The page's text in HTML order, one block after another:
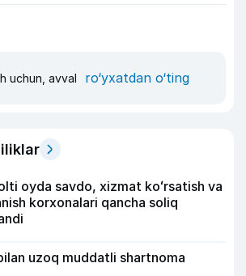
uchun, avval ro‘yxatdan o‘ting
oyda savdo, xizmat koʻrsatish va
korxonalari qancha soliq
uzoq muddatli shartnoma